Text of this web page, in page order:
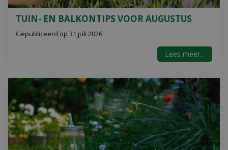
TUIN- EN BALKONTIPS VOOR AUGUSTUS
Gepubliceerd op 31 juli 2026
Lees meer...